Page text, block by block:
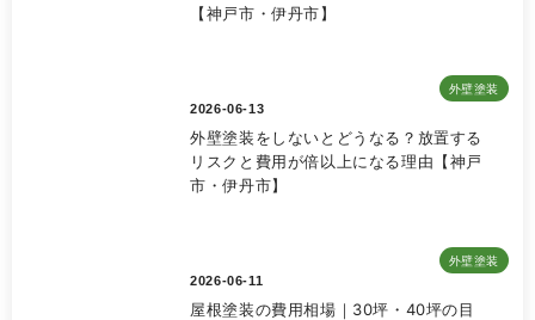
【神戸市・伊丹市】
外壁塗装
2026-06-13
外壁塗装をしないとどうなる？放置する
リスクと費用が倍以上になる理由【神戸
市・伊丹市】
外壁塗装
2026-06-11
屋根塗装の費用相場｜30坪・40坪の目